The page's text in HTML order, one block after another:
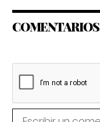
COMENTARIOS